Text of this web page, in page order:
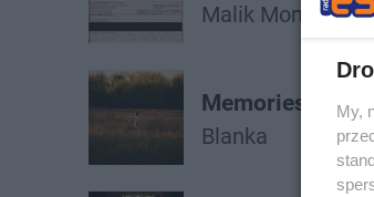
Malik Montana
Memories
Blanka
My,